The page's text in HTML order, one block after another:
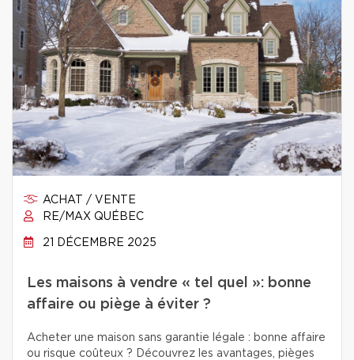
ACHAT / VENTE
RE/MAX QUÉBEC
21 DÉCEMBRE 2025
Les maisons à vendre « tel quel »: bonne
affaire ou piège à éviter ?
Acheter une maison sans garantie légale : bonne affaire
ou risque coûteux ? Découvrez les avantages, pièges